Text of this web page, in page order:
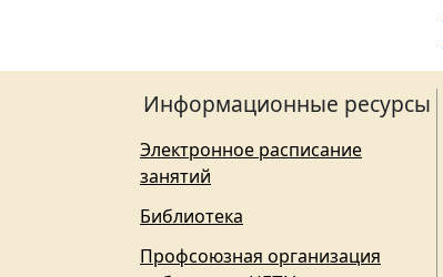
Информационные ресурсы
Электронное расписание
занятий
Библиотека
Профсоюзная организация